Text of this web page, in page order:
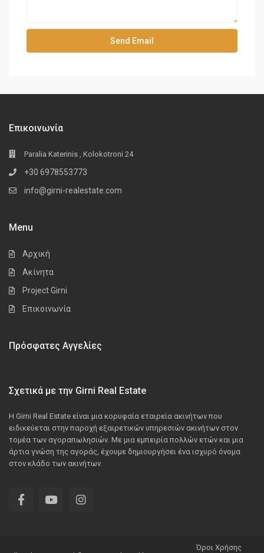
Επικοινωνία
Paralia Katerinis , Kolokotroni 24
+30 6978553773
info@girni-realestate.com
Menu
Αρχική
Ακίνητα
Project Girni
Επικοινωνία
Πρόσφατες Αγγελίες
Σχετικά με την Girni Real Estate
Η Girni Real Estate είναι μια κορυφαία εταιρεία ακινήτων που
ειδικεύεται στην παροχή εξαιρετικών υπηρεσιών ακινήτων στον
τομέα των αγοραπωλησιών. Με μια εμπειρία πολλών ετών και μια
άρτια γνώση της αγοράς, έχουμε δημιουργήσει ένα ισχυρό όνομα
στον κλάδο των ακινήτων.
Όροι Χρήσης